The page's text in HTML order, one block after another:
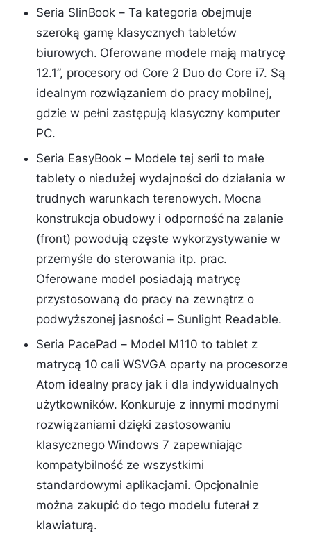
Seria SlinBook – Ta kategoria obejmuje
szeroką gamę klasycznych tabletów
biurowych. Oferowane modele mają matrycę
12.1”, procesory od Core 2 Duo do Core i7. Są
idealnym rozwiązaniem do pracy mobilnej,
gdzie w pełni zastępują klasyczny komputer
PC.
Seria EasyBook – Modele tej serii to małe
tablety o niedużej wydajności do działania w
trudnych warunkach terenowych. Mocna
konstrukcja obudowy i odporność na zalanie
(front) powodują częste wykorzystywanie w
przemyśle do sterowania itp. prac.
Oferowane model posiadają matrycę
przystosowaną do pracy na zewnątrz o
podwyższonej jasności – Sunlight Readable.
Seria PacePad – Model M110 to tablet z
matrycą 10 cali WSVGA oparty na procesorze
Atom idealny pracy jak i dla indywidualnych
użytkowników. Konkuruje z innymi modnymi
rozwiązaniami dzięki zastosowaniu
klasycznego Windows 7 zapewniając
kompatybilność ze wszystkimi
standardowymi aplikacjami. Opcjonalnie
można zakupić do tego modelu futerał z
klawiaturą.